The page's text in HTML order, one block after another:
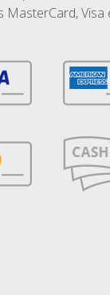
MasterCard, Visa